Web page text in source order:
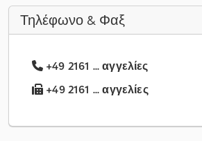
Τηλέφωνο & Φαξ
+49 2161 ... αγγελίες
+49 2161 ... αγγελίες